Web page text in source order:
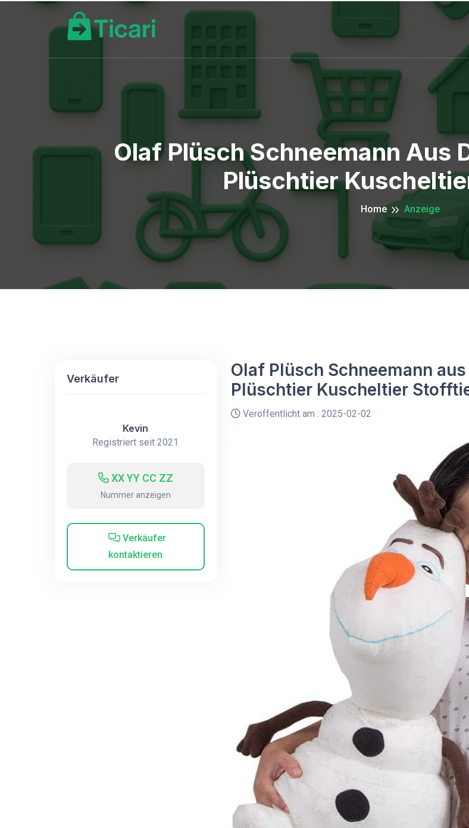
Olaf Plüsch Schneemann Aus
Plüschtier
Home Anzeige
Verkäufer
Kevin
Registriert seit 2021
XX YY CC ZZ
Nummer anzeigen
Verkäufer
kontaktieren
Olaf Plüsch Schneemann
Plüschtier Kuscheltier
Veröffentlicht am : 2025-02-02